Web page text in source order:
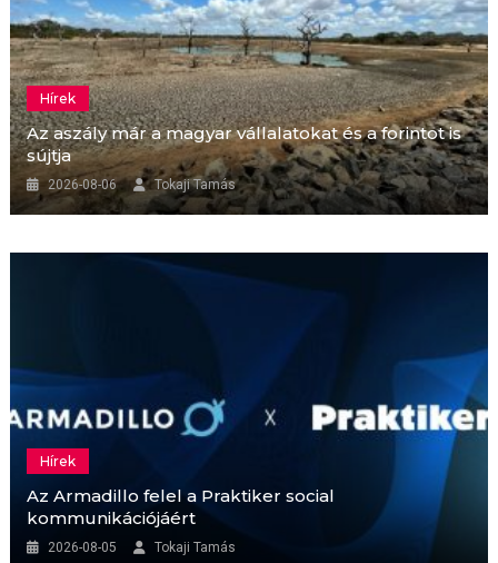
Hírek
Az aszály már a magyar vállalatokat és a forintot is
sújtja
2026-08-06 Tokaji Tamás
Hírek
Az Armadillo felel a Praktiker social
kommunikációjáért
2026-08-05 Tokaji Tamás